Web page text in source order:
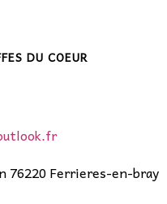
DU COEUR
76220 Ferrieres-en-bray